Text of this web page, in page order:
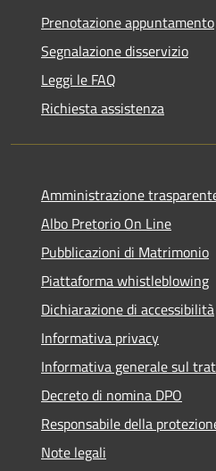
Prenotazione appuntamento
Segnalazione disservizio
Leggi le FAQ
Richiesta assistenza
Amministrazione
Albo Pretorio On Line
Pubblicazioni di Matrimonio
Piattaforma whistleblowing
Dichiarazione di accessibilità
Informativa privacy
Informativa generale sul
Decreto di nomina DPO
Responsabile della
Note legali